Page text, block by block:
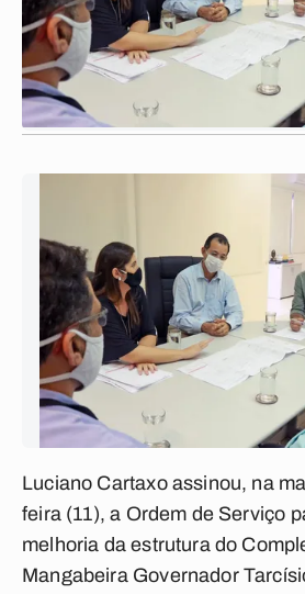
Luciano Cartaxo assinou, na
feira (11), a Ordem de Serviço
melhoria da estrutura do
Mangabeira Governador